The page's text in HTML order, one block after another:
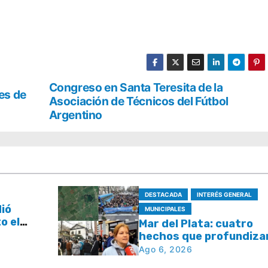
Congreso en Santa Teresita de la
Asociación de Técnicos del Fútbol
Argentino
de
el
plan
DESTACADA
INTERÉS GENERAL
MUNICIPALES
Mar del Plata: cuatro
hechos que
debate por la seguridad
Ago 6, 2026